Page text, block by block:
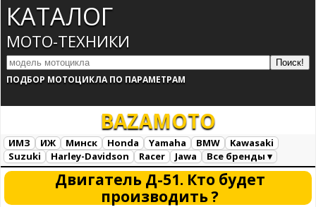
КАТАЛОГ
МОТО-ТЕХНИКИ
ПОДБОР МОТОЦИКЛА ПО ПАРАМЕТРАМ
BAZAMOTO
ИМЗ ИЖ Минск Honda Yamaha BMW
Kawasaki
Suzuki
Harley-Davidson Racer Jawa
Все бренды ▾
Все марки
Загрузка...
Двигатель Д-51. Кто будет
производить ?